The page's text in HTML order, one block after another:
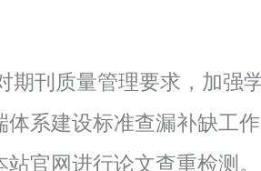
期刊质量管理要求，加强
体系建设标准查漏补缺工
站官网进行论文查重检测